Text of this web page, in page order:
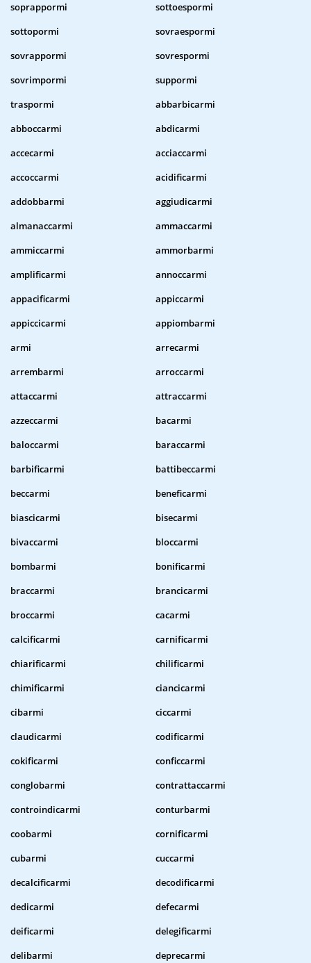
soprappormi
sottoespormi
sottopormi
sovraespormi
sovrappormi
sovrespormi
sovrimpormi
suppormi
traspormi
abbarbicarmi
abboccarmi
abdicarmi
accecarmi
acciaccarmi
accoccarmi
acidificarmi
addobbarmi
aggiudicarmi
almanaccarmi
ammaccarmi
ammiccarmi
ammorbarmi
amplificarmi
annoccarmi
appacificarmi
appiccarmi
appiccicarmi
appiombarmi
armi
arrecarmi
arrembarmi
arroccarmi
attaccarmi
attraccarmi
azzeccarmi
bacarmi
baloccarmi
baraccarmi
barbificarmi
battibeccarmi
beccarmi
beneficarmi
biascicarmi
bisecarmi
bivaccarmi
bloccarmi
bombarmi
bonificarmi
braccarmi
brancicarmi
broccarmi
cacarmi
calcificarmi
carnificarmi
chiarificarmi
chilificarmi
chimificarmi
ciancicarmi
cibarmi
ciccarmi
claudicarmi
codificarmi
cokificarmi
conficcarmi
conglobarmi
contrattaccarmi
controindicarmi
conturbarmi
coobarmi
cornificarmi
cubarmi
cuccarmi
decalcificarmi
decodificarmi
dedicarmi
defecarmi
deificarmi
delegificarmi
delibarmi
deprecarmi